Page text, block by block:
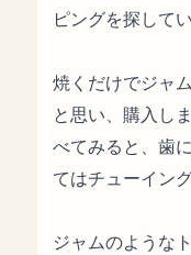
ピングを探して
焼くだけでジャ
と思い、購入し
べてみると、歯
てはチューイン
ジャムのような